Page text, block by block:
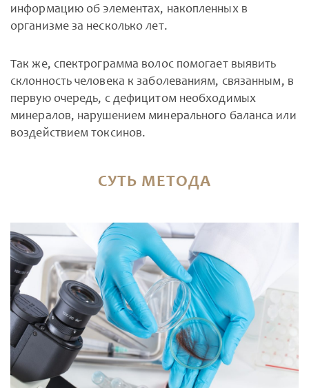
информацию об элементах, накопленных в
организме за несколько лет.
Так же, спектрограмма волос помогает выявить
склонность человека к заболеваниям, связанным, в
первую очередь, с дефицитом необходимых
минералов, нарушением минерального баланса или
воздействием токсинов.
СУТЬ МЕТОДА